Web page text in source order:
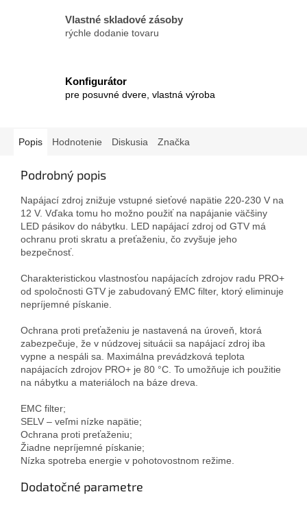
Vlastné skladové zásoby
rýchle dodanie tovaru
Konfigurátor
pre posuvné dvere, vlastná výroba
Popis Hodnotenie Diskusia Značka
Podrobný popis
Napájací zdroj znižuje vstupné sieťové napätie 220-230 V na
12 V. Vďaka tomu ho možno použiť na napájanie väčšiny
LED pásikov do nábytku. LED napájací zdroj od GTV má
ochranu proti skratu a preťaženiu, čo zvyšuje jeho
bezpečnosť.
Charakteristickou vlastnosťou napájacích zdrojov radu PRO+
od spoločnosti GTV je zabudovaný EMC filter, ktorý eliminuje
nepríjemné pískanie.
Ochrana proti preťaženiu je nastavená na úroveň, ktorá
zabezpečuje, že v núdzovej situácii sa napájací zdroj iba
vypne a nespáli sa. Maximálna prevádzková teplota
napájacích zdrojov PRO+ je 80 °C. To umožňuje ich použitie
na nábytku a materiáloch na báze dreva.
EMC filter;
SELV – veľmi nízke napätie;
Ochrana proti preťaženiu;
Žiadne nepríjemné pískanie;
Nízka spotreba energie v pohotovostnom režime.
Dodatočné parametre